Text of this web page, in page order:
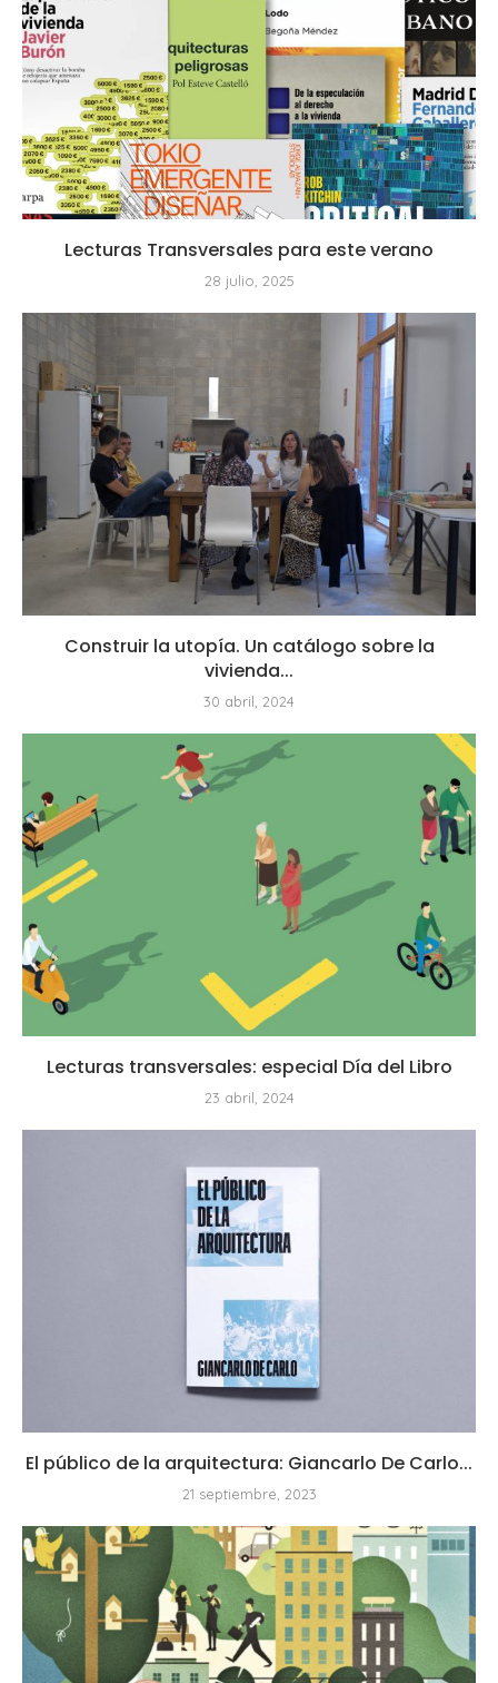
Lecturas Transversales para este verano
28 julio, 2025
Construir la utopía. Un catálogo sobre la
vivienda...
30 abril, 2024
Lecturas transversales: especial Día del Libro
23 abril, 2024
El público de la arquitectura: Giancarlo De Carlo...
21 septiembre, 2023